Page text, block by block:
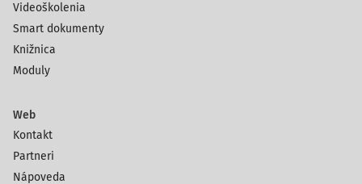
Videoškolenia
Smart dokumenty
Knižnica
Moduly
Web
Kontakt
Partneri
Nápoveda